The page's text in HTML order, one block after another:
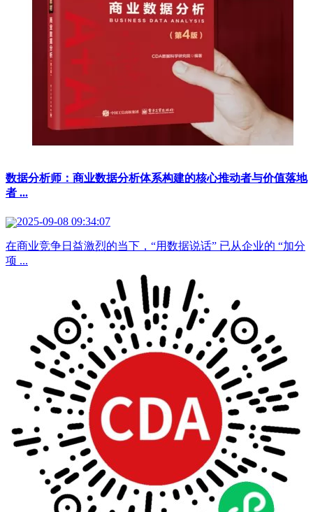
数据分析师：商业数据分析体系构建的核心推动者与价值落地
者 ...
2025-09-08 09:34:07
在商业竞争日益激烈的当下，“用数据说话” 已从企业的 “加分
项 ...